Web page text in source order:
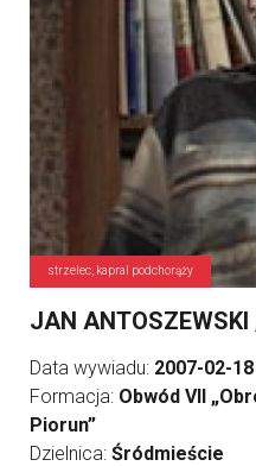
strzelec, kapral podchorąży
JAN ANTOSZEWSKI
Data wywiadu: 2007-02-18
Formacja: Obwód VII
Piorun”
Dzielnica: Śródmieście